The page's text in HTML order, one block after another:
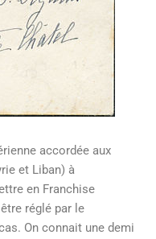
accordée aux
et Liban) à
en Franchise
réglé par le
On connait une demi